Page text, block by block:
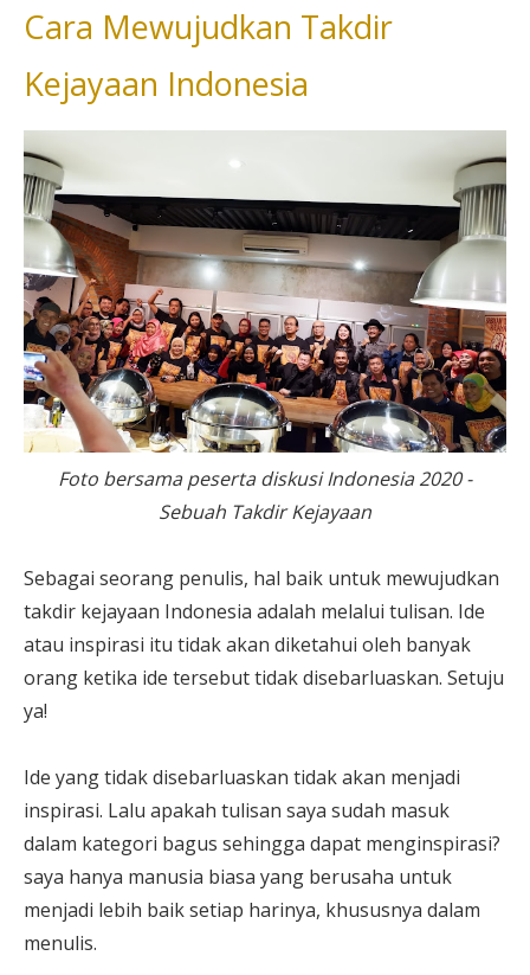
Cara Mewujudkan Takdir
Kejayaan Indonesia
Foto bersama peserta diskusi Indonesia 2020 -
Sebuah Takdir Kejayaan
Sebagai seorang penulis, hal baik untuk mewujudkan
takdir kejayaan Indonesia adalah melalui tulisan. Ide
atau inspirasi itu tidak akan diketahui oleh banyak
orang ketika ide tersebut tidak disebarluaskan. Setuju
ya!
Ide yang tidak disebarluaskan tidak akan menjadi
inspirasi. Lalu apakah tulisan saya sudah masuk
dalam kategori bagus sehingga dapat menginspirasi?
saya hanya manusia biasa yang berusaha untuk
menjadi lebih baik setiap harinya, khususnya dalam
menulis.